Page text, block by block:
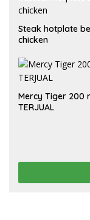
Steak hotplate
chicken
Mercy Tiger 200
TERJUAL